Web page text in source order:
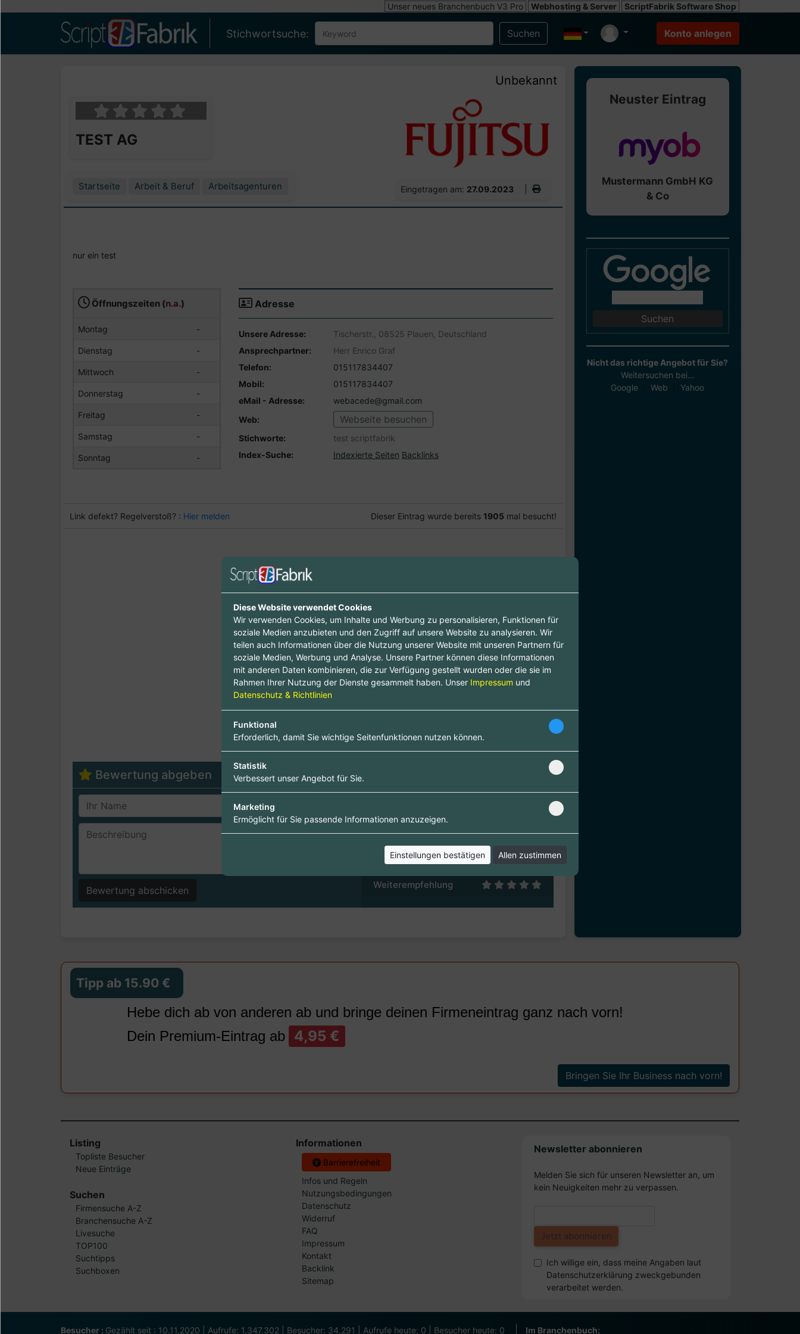
Unser neues Branchenbuch V3 Pro Webhosting & Server ScriptFabrik Software Shop
Stichwortsuche:
Unbekannt
TEST AG
Startseite Arbeit & Beruf Arbeitsagenturen Eingetragen am: 27.09.2023
nur ein test
Öffnungszeiten (n.a.)
Montag -
Dienstag -
Mittwoch -
Donnerstag -
Freitag -
Samstag -
Sonntag -
Adresse
Unsere Adresse:
Tischerstr., 08525 Plauen, Deutschland
Ansprechpartner:
Herr Enrico Graf
Telefon:
015117834407
Mobil:
015117834407
eMail - Adresse:
webacede@gmail.com
Web:
Webseite besuchen
Stichworte:
test scriptfabrik
Index-Suche:
Indexierte Seiten Backlinks
Link defekt? Regelverstoß? : Hier melden Dieser Eintrag wurde bereits 1905 mal besucht!
Bewertung abgeben
Service
Qualität / Arbeit
Weiterempfehlung
Bewertung abschicken
Neuster Eintrag
Mustermann GmbH KG
& Co
Nicht das richtige Angebot für Sie?
Weitersuchen bei...
Google
Web Yahoo
Tipp ab 15.90 €
Hebe dich ab von anderen ab und bringe deinen Firmeneintrag ganz nach vorn!
Dein Premium-Eintrag ab 4,95 €
Bringen Sie Ihr Business nach vorn!
Listing
Topliste Besucher
Neue Einträge
Suchen
Firmensuche A-Z
Branchensuche A-Z
Livesuche
TOP100
Suchtipps
Suchboxen
Informationen
Barrierefreiheit
Infos und Regeln
Nutzungsbedingungen
Datenschutz
Widerruf
FAQ
Impressum
Kontakt
Backlink
Sitemap
Newsletter abonnieren
Melden Sie sich für unseren Newsletter an, um
kein Neuigkeiten mehr zu verpassen.
Ich willige ein, dass meine Angaben laut
Datenschutzerklärung zweckgebunden
verarbeitet werden.
Besucher : Gezählt seit : 10.11.2020 | Aufrufe: 1.347.302 | Besucher: 34.291 | Aufrufe heute: 0 | Besucher heute: 0 Im Branchenbuch:
Diese Website verwendet Cookies
Wir verwenden Cookies, um Inhalte und Werbung zu personalisieren, Funktionen für
soziale Medien anzubieten und den Zugriff auf unsere Website zu analysieren. Wir
teilen auch Informationen über die Nutzung unserer Website mit unseren Partnern für
soziale Medien, Werbung und Analyse. Unsere Partner können diese Informationen
mit anderen Daten kombinieren, die zur Verfügung gestellt wurden oder die sie im
Rahmen Ihrer Nutzung der Dienste gesammelt haben. Unser Impressum und
Datenschutz & Richtlinien
Funktional
Erforderlich, damit Sie wichtige Seitenfunktionen nutzen können.
Statistik
Verbessert unser Angebot für Sie.
Marketing
Ermöglicht für Sie passende Informationen anzuzeigen.
Einstellungen bestätigen Allen zustimmen